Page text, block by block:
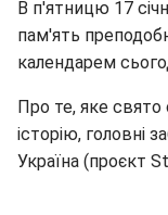
В п'ятницю 17
пам'ять
календарем
Про те, яке свято
історію, головні
Україна (проєкт